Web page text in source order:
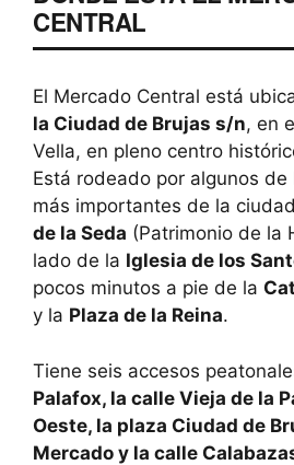
CENTRAL
El Mercado Central está
la Ciudad de Brujas s/n, en
Vella, en pleno centro
Está rodeado por algunos
más importantes de la
de la Seda (Patrimonio de la
lado de la Iglesia de los
pocos minutos a pie de la
y la Plaza de la Reina.
Tiene seis accesos
Palafox, la calle Vieja de la
Oeste, la plaza Ciudad de
Mercado y la calle